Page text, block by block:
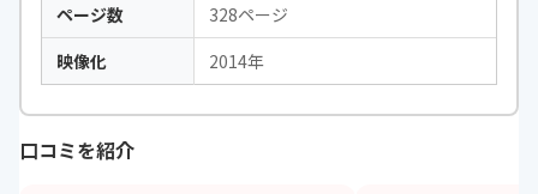
ページ数
328ページ
映像化
2014年
口コミを紹介